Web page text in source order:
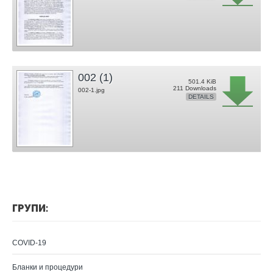
002 (1)
002-1.jpg
501.4 KiB
211 Downloads
DETAILS
ГРУПИ:
COVID-19
Бланки и процедури